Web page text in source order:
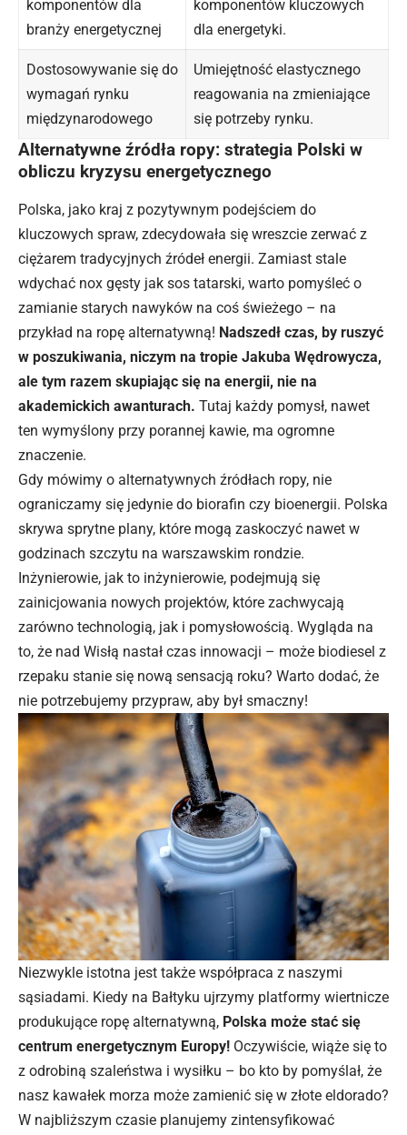
komponentów dla
branży energetycznej
komponentów kluczowych
dla energetyki.
Dostosowywanie się do
wymagań rynku
międzynarodowego
Umiejętność elastycznego
reagowania na zmieniające
się potrzeby rynku.
Alternatywne źródła ropy: strategia Polski w
obliczu kryzysu energetycznego
Polska, jako kraj z pozytywnym podejściem do
kluczowych spraw, zdecydowała się wreszcie zerwać z
ciężarem tradycyjnych źródeł energii. Zamiast stale
wdychać nox gęsty jak sos tatarski, warto pomyśleć o
zamianie starych nawyków na coś świeżego – na
przykład na ropę alternatywną! Nadszedł czas, by ruszyć
w poszukiwania, niczym na tropie Jakuba Wędrowycza,
ale tym razem skupiając się na energii, nie na
akademickich awanturach. Tutaj każdy pomysł, nawet
ten wymyślony przy porannej kawie, ma ogromne
znaczenie.
Gdy mówimy o alternatywnych źródłach ropy, nie
ograniczamy się jedynie do biorafin czy bioenergii. Polska
skrywa sprytne plany, które mogą zaskoczyć nawet w
godzinach szczytu na warszawskim rondzie.
Inżynierowie, jak to inżynierowie, podejmują się
zainicjowania nowych projektów, które zachwycają
zarówno technologią, jak i pomysłowością. Wygląda na
to, że nad Wisłą nastał czas innowacji – może biodiesel z
rzepaku stanie się nową sensacją roku? Warto dodać, że
nie potrzebujemy przypraw, aby był smaczny!
Niezwykle istotna jest także współpraca z naszymi
sąsiadami. Kiedy na Bałtyku ujrzymy platformy wiertnicze
produkujące ropę alternatywną, Polska może stać się
centrum energetycznym Europy! Oczywiście, wiąże się to
z odrobiną szaleństwa i wysiłku – bo kto by pomyślał, że
nasz kawałek morza może zamienić się w złote eldorado?
W najbliższym czasie planujemy zintensyfikować